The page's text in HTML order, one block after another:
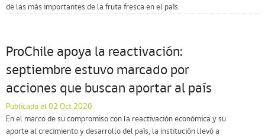
de las más importantes de la fruta fresca en el país.
ProChile apoya la reactivación:
septiembre estuvo marcado por
acciones que buscan aportar al país
Publicado el 02 Oct 2020
En el marco de su compromiso con la reactivación económica y su
aporte al crecimiento y desarrollo del país, la institución llevó a